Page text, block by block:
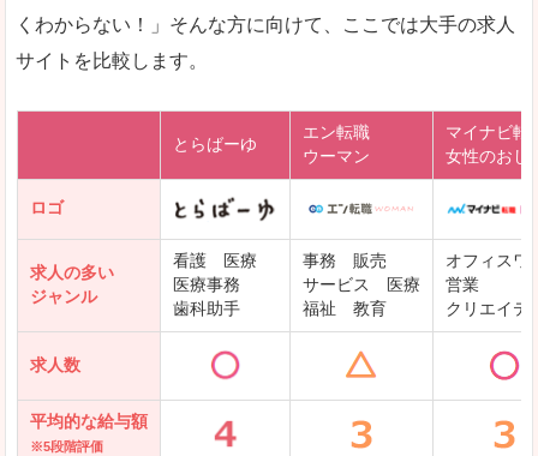
くわからない！」そんな方に向けて、ここでは大手の求人
サイトを比較します。
とらばーゆ
エン転職
ウーマン
マイナビ転
女性のおし
ロゴ
求人の多い
ジャンル
看護 医療
医療事務
歯科助手
事務 販売
サービス 医療
福祉 教育
オフィスワ
営業
クリエイテ
求人数
平均的な給与額
※5段階評価